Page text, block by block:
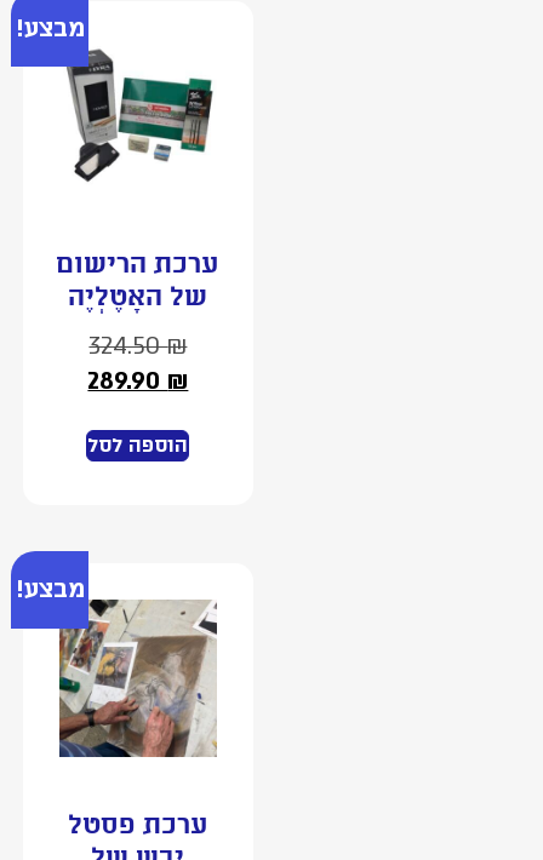
מבצע!
ערכת הרישום
של האָטֶלְיֶה
324.50₪
289.90₪
הוספה לסל
מבצע!
ערכת פסטל